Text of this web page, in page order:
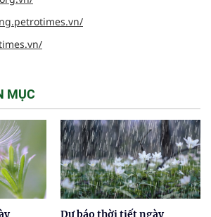
MỤC
Dự báo thời tiết ngày